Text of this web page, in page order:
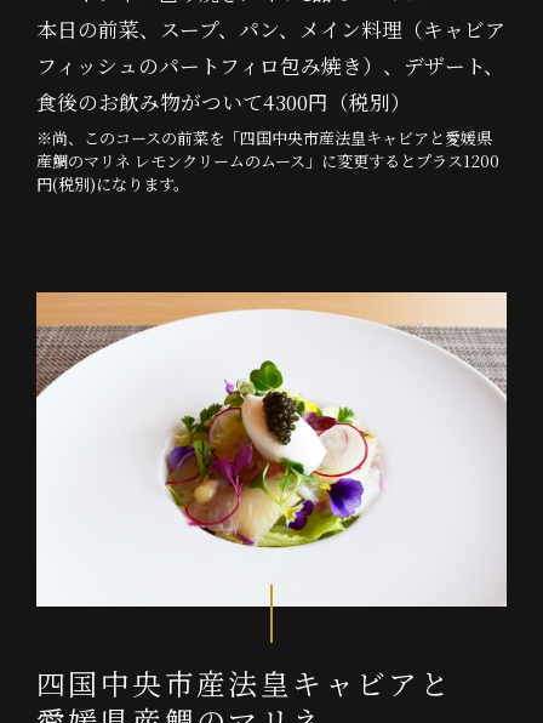
本日の前菜、スープ、パン、メイン料理（キャビア
フィッシュのパートフィロ包み焼き）、デザート、
食後のお飲み物がついて4300円（税別）
※尚、このコースの前菜を「四国中央市産法皇キャビアと愛媛県
産鯛のマリネ レモンクリームのムース」に変更するとプラス1200
円(税別)になります。
四国中央市産法皇キャビアと